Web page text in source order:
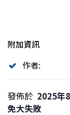
附加資訊
作者:
發佈於 2025年
免大失敗